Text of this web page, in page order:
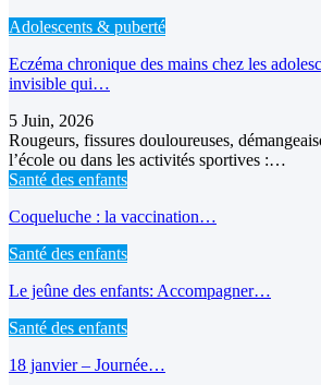
Adolescents & puberté
Eczéma chronique des mains chez les
invisible qui…
5 Juin, 2026
Rougeurs, fissures douloureuses,
l’école ou dans les activités sportives :…
Santé des enfants
Coqueluche : la vaccination…
Santé des enfants
Le jeûne des enfants: Accompagner…
Santé des enfants
18 janvier – Journée…